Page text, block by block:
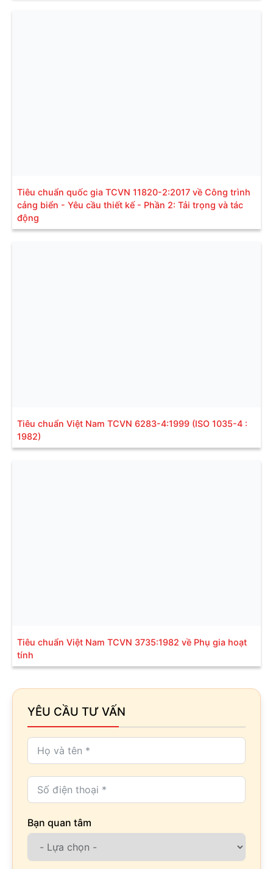
Tiêu chuẩn quốc gia TCVN 11820-2:2017 về Công trình
cảng biển - Yêu cầu thiết kế - Phần 2: Tải trọng và tác
động
Tiêu chuẩn Việt Nam TCVN 6283-4:1999 (ISO 1035-4 :
1982)
Tiêu chuẩn Việt Nam TCVN 3735:1982 về Phụ gia hoạt
tính
YÊU CẦU TƯ VẤN
Bạn quan tâm